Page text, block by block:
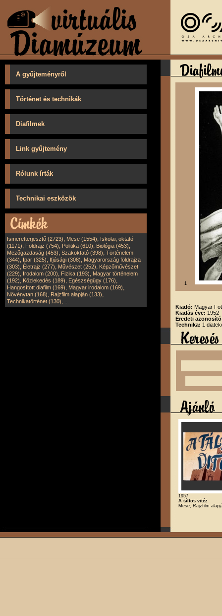
A gyűjteményről
Történet és technikák
Diafilmek
Link gyűjtemény
Rólunk írták
Technikai eszközök
Ismeretterjesztő (2723), Mese (1554), Iskolai, oktató
(1171), Földrajz (754), Politika (610), Biológia (453),
Mezőgazdaság (453), Szakoktató (398), Történelem
(344), Ipar (325), Ifjúsági (308), Magyarország földrajza
(303), Életrajz (277), Művészet (252), Képzőművészet
(229), Irodalom (200), Fizika (193), Magyar történelem
(192), Közlekedés (189), Egészségügy (176),
Hangosított diafilm (169), Magyar irodalom (169),
Növénytan (168), Rajzfilm alapján (133),
Technikatörténet (130),
1
Kiadó: Magyar
Kiadás éve: 1952
Eredeti
Technika: 1
1957
A táltos vitéz
Mese, Rajzfilm